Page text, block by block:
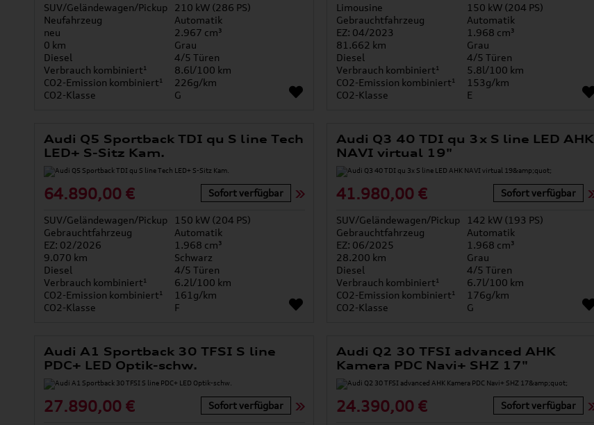
SUV/Geländewagen/Pickup
210 kW (286 PS)
Neufahrzeug
Automatik
neu
2.967 cm³
0 km
Grau
Diesel
4/5 Türen
Verbrauch kombiniert¹
8.6l/100 km
CO2-Emission kombiniert¹
226g/km
CO2-Klasse
G
Limousine
150 kW (204 PS)
Gebrauchtfahrzeug
Automatik
EZ: 04/2023
1.968 cm³
81.662 km
Grau
Diesel
4/5 Türen
Verbrauch kombiniert¹
5.8l/100 km
CO2-Emission kombiniert¹
153g/km
CO2-Klasse
E
Audi Q5 Sportback TDI qu S line Tech
LED+ S-Sitz Kam.
64.890,00 € Sofort verfügbar
SUV/Geländewagen/Pickup
150 kW (204 PS)
Gebrauchtfahrzeug
Automatik
EZ: 02/2026
1.968 cm³
9.070 km
Schwarz
Diesel
4/5 Türen
Verbrauch kombiniert¹
6.2l/100 km
CO2-Emission kombiniert¹
161g/km
CO2-Klasse
F
Audi Q3 40 TDI qu 3x S line LED AHK
NAVI virtual 19"
41.980,00 € Sofort verfügbar
SUV/Geländewagen/Pickup
142 kW (193 PS)
Gebrauchtfahrzeug
Automatik
EZ: 06/2025
1.968 cm³
28.200 km
Grau
Diesel
4/5 Türen
Verbrauch kombiniert¹
6.7l/100 km
CO2-Emission kombiniert¹
176g/km
CO2-Klasse
G
Audi A1 Sportback 30 TFSI S line
PDC+ LED Optik-schw.
27.890,00 € Sofort verfügbar
Audi Q2 30 TFSI advanced AHK
Kamera PDC Navi+ SHZ 17"
24.390,00 € Sofort verfügbar